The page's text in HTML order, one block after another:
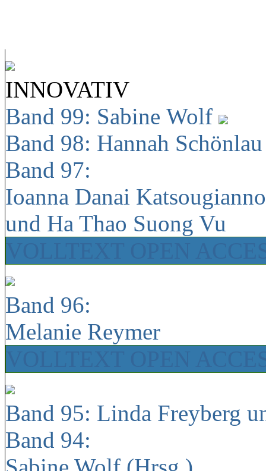
INNOVATIV
Band 99: Sabine Wolf
Band 98: Hannah
Band 97:
Ioanna Danai
und Ha Thao Suong Vu
Band 96:
Melanie Reymer
Band 95: Linda Freyberg
Band 94: